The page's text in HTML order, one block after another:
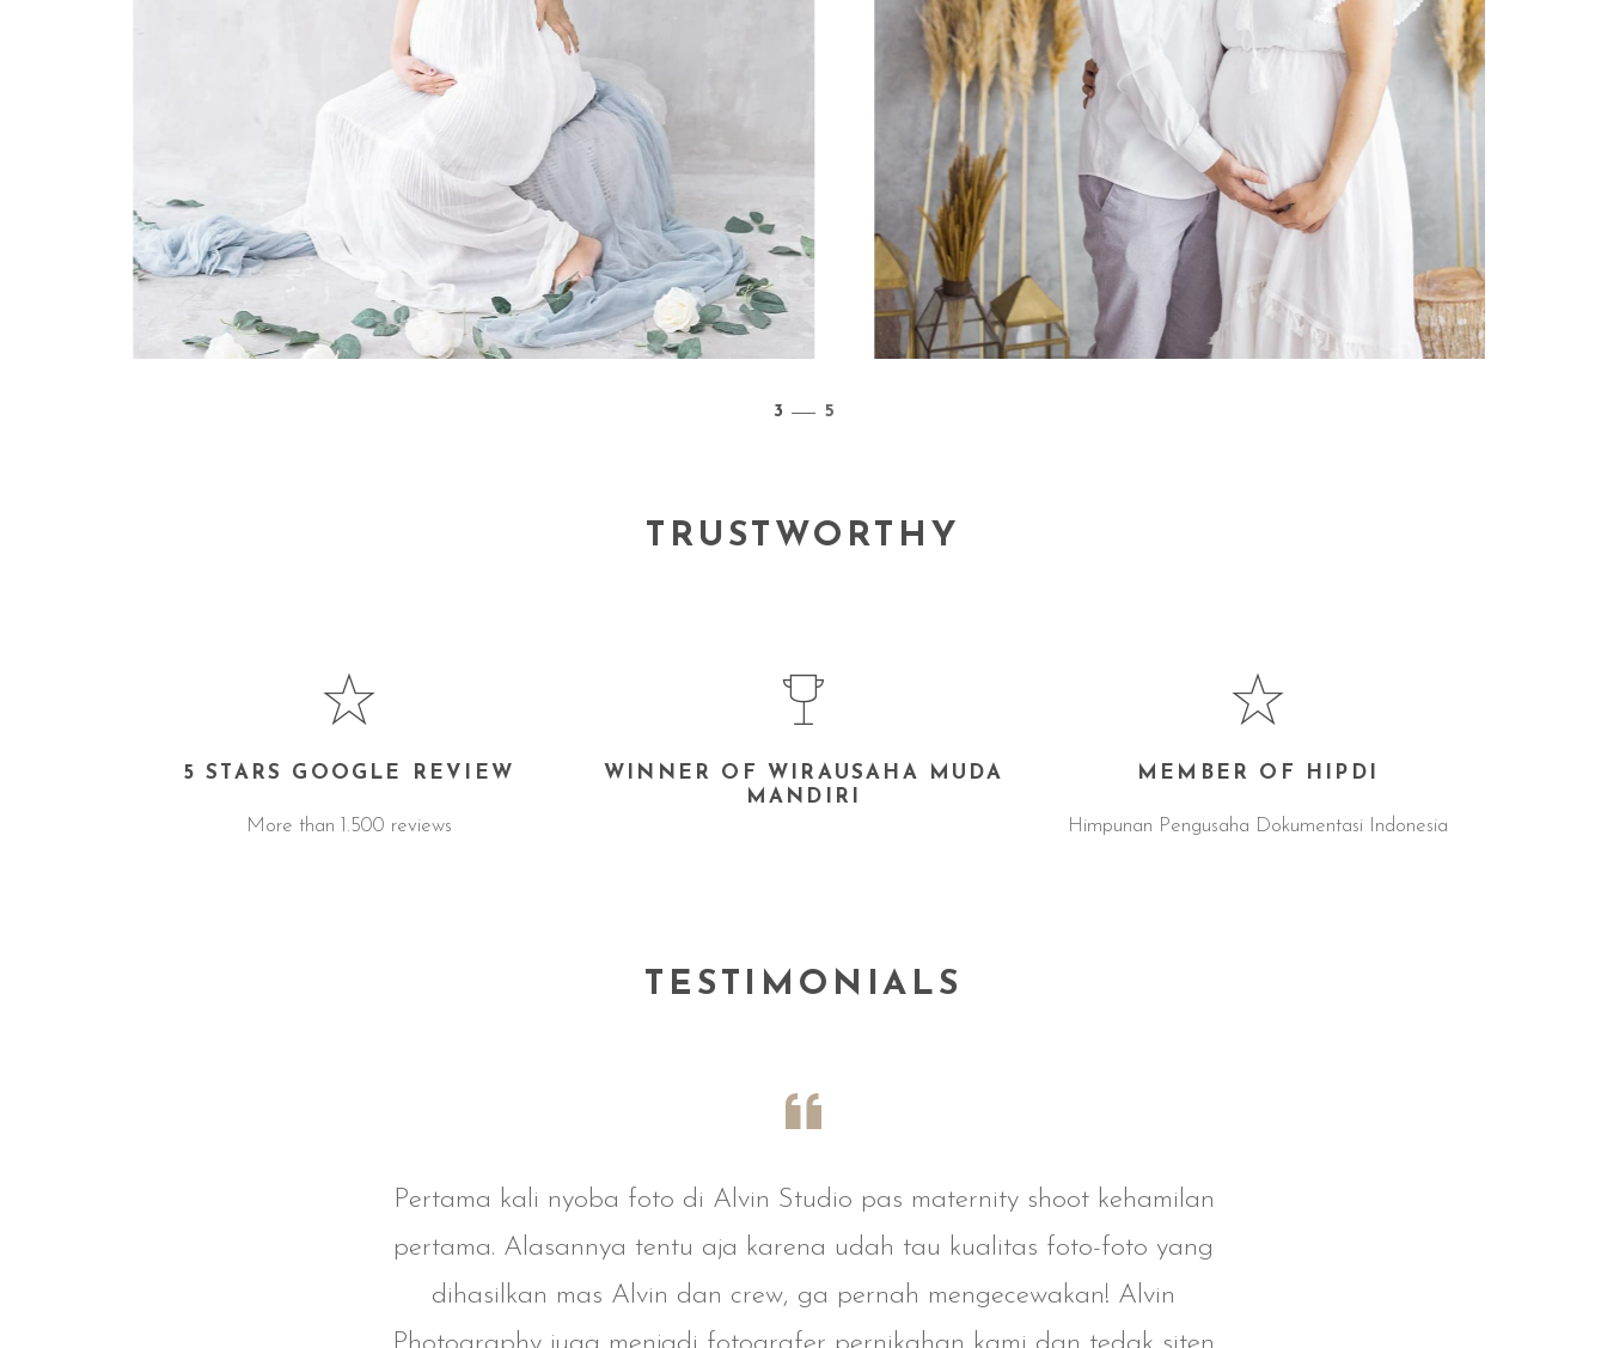
3 / 5
TRUSTWORTHY
5 STARS GOOGLE REVIEW
More than 1.500 reviews
WINNER OF WIRAUSAHA MUDA
MANDIRI
MEMBER OF HIPDI
Himpunan Pengusaha Dokumentasi Indonesia
TESTIMONIALS
Pertama kali nyoba foto di Alvin Studio pas maternity shoot kehamilan
pertama. Alasannya tentu aja karena udah tau kualitas foto-foto yang
dihasilkan mas Alvin dan crew, ga pernah mengecewakan! Alvin